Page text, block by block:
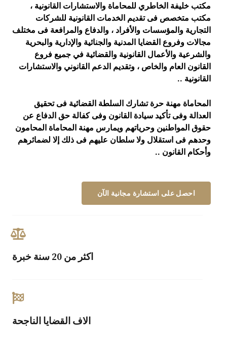
مكتب خليفة الخاطري للمحاماة والاستشارات القانونية ،
مكتب متخصص فى تقديم الخدمات القانونية للشركات
التجارية والمؤسسات والأفراد ، والدفاع والمرافعة فى مختلف
مجالات وفروع القضايا المدنية والجنائية والإدارية والبحرية
والشرعية والأعمال القانونية والقضائية في جميع فروع
القانون العام والخاص ، وتقديم الدعم القانوني والاستشارات
القانونية ..
المحاماة مهنة حرة تشارك السلطة القضائية فى تحقيق
العدالة وفى تأكيد سيادة القانون وفى كفالة حق الدفاع عن
حقوق المواطنين وحرياتهم ويمارس مهنة المحاماة المحامون
وحدهم فى استقلال ولا سلطان عليهم فى ذلك إلا لضمائرهم
وأحكام القانون ..
احصل على استشارة مجانية الآن
اكثر من 20 سنة خبرة
الاف القضايا الناجحة